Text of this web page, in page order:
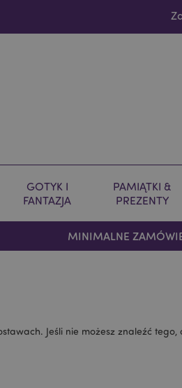
GOTYK I
FANTAZJA
PAMIĄTKI &
PREZENTY
MINIMALNE
Jeśli nie możesz znaleźć tego,